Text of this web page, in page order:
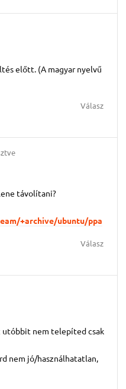
előtt. (A magyar nyelvű
Válasz
távolítani?
+archive/ubuntu/ppa
Válasz
utóbbit nem telepíted csak
nem jó/használhatatlan,